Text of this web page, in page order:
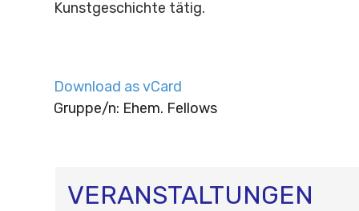
Kunstgeschichte tätig.
Download as vCard
Gruppe/n: Ehem. Fellows
VERANSTALTUNGEN